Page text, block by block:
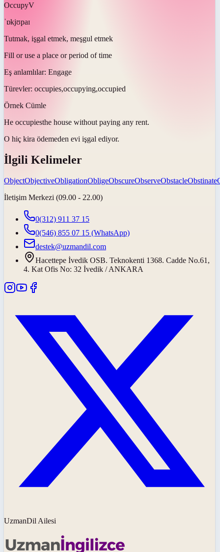
OccupyV
ˈɒkjʊpaɪ
Tutmak, işgal etmek, meşgul etmek
Fill or use a place or period of time
Eş anlamlılar: Engage
Türevler: occupies,occupying,occupied
Örnek Cümle
He occupiesthe house without paying any rent.
O hiç kira ödemeden evi işgal ediyor.
İlgili Kelimeler
ObjectObjectiveObligationObligeObscureObserveObstacleObstinate
İletişim Merkezi (09.00 - 22.00)
0(312) 911 37 15
0(546) 855 07 15 (WhatsApp)
destek@uzmandil.com
Hacettepe İvedik OSB. Teknokenti 1368. Cadde No.61,
4. Kat Ofis No: 32 İvedik / ANKARA
UzmanDil Ailesi